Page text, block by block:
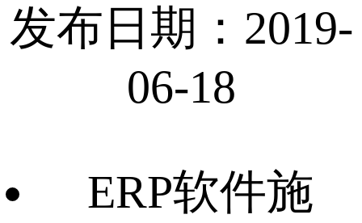
发布日期：2019-
06-18
ERP软件施